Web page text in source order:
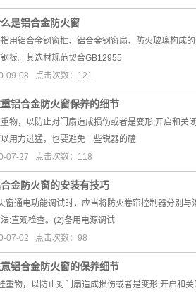
是铝合金防火窗
用铝合金钢窗框、铝合金钢窗扇、防火玻璃构成
板。其选材规范契合GB12955
09-08 点击次数：121
铝合金防火窗保养的细节
物，以防止对门扇造成损伤或者是变形;开启和关
用力过猛，也要避免一些锐器的磕
07-27 点击次数：118
金防火窗的安装有技巧
窗通电功能调试时，应当将防火卷帘控制器分别
:直观检查。(2)备用电源调试
07-02 点击次数：98
铝合金防火窗的保养细节
物，以防止对门扇造成损伤或者是变形;开启和